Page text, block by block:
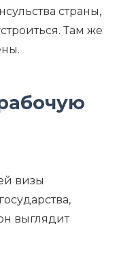
страны,
Там же
визы
выглядит